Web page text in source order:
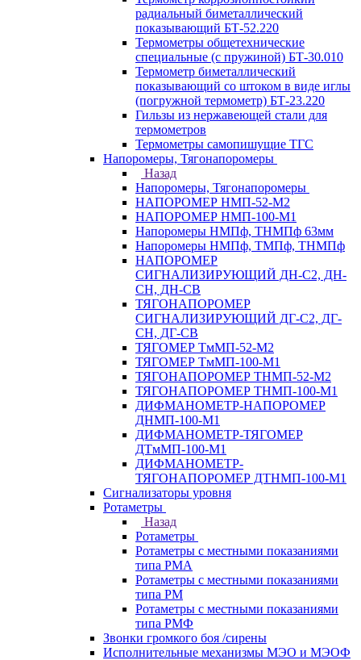
радиальный биметаллический
показывающий БТ-52.220
Термометры общетехнические
специальные (с пружиной) БТ-30.010
Термометр биметаллический
показывающий со штоком в виде иглы
(погружной термометр) БТ-23.220
Гильзы из нержавеющей стали для
термометров
Термометры самопишущие ТГС
Напоромеры, Тягонапоромеры
Назад
Напоромеры, Тягонапоромеры
НАПОРОМЕР НМП-52-М2
НАПОРОМЕР НМП-100-М1
Напоромеры НМПф, ТНМПф 63мм
Напоромеры НМПф, ТМПф, ТНМПф
НАПОРОМЕР
СИГНАЛИЗИРУЮЩИЙ ДН-С2, ДН-
СН, ДН-СВ
ТЯГОНАПОРОМЕР
СИГНАЛИЗИРУЮЩИЙ ДГ-С2, ДГ-
СН, ДГ-СВ
ТЯГОМЕР ТмМП-52-М2
ТЯГОМЕР ТмМП-100-М1
ТЯГОНАПОРОМЕР ТНМП-52-М2
ТЯГОНАПОРОМЕР ТНМП-100-М1
ДИФМАНОМЕТР-НАПОРОМЕР
ДНМП-100-М1
ДИФМАНОМЕТР-ТЯГОМЕР
ДТмМП-100-М1
ДИФМАНОМЕТР-
ТЯГОНАПОРОМЕР ДТНМП-100-М1
Сигнализаторы уровня
Ротаметры
Назад
Ротаметры
Ротаметры с местными показаниями
типа РМА
Ротаметры с местными показаниями
типа РМ
Ротаметры с местными показаниями
типа РМФ
Звонки громкого боя /сирены
Исполнительные механизмы МЭО и МЭОФ